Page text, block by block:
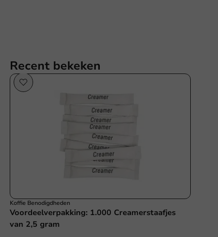
Recent bekeken
Koffie Benodigdheden
Voordeelverpakking: 1.000 Creamerstaafjes
van 2,5 gram